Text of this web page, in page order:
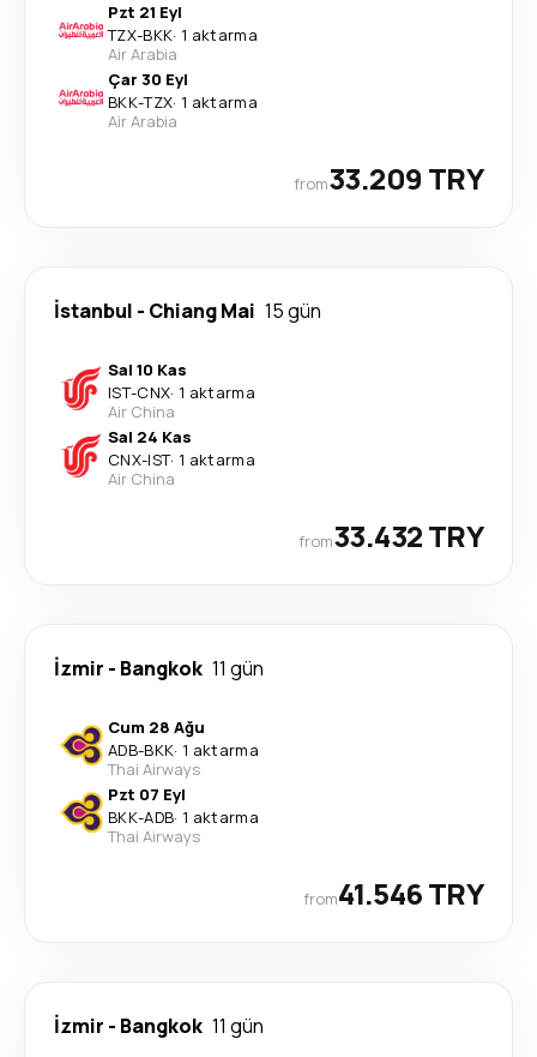
Pzt 21 Eyl
TZX-BKK· 1 aktarma
Air Arabia
Çar 30 Eyl
BKK-TZX· 1 aktarma
Air Arabia
from33.209 TRY
İstanbul - Chiang Mai 15 gün
Sal 10 Kas
IST-CNX· 1 aktarma
Air China
Sal 24 Kas
CNX-IST· 1 aktarma
Air China
from33.432 TRY
İzmir - Bangkok 11 gün
Cum 28 Ağu
ADB-BKK· 1 aktarma
Thai Airways
Pzt 07 Eyl
BKK-ADB· 1 aktarma
Thai Airways
from41.546 TRY
İzmir - Bangkok 11 gün